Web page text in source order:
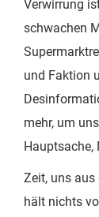
Verwirrung
schwachen
und Faktion
mehr, um
Hauptsache,
Zeit, uns aus
hält nichts